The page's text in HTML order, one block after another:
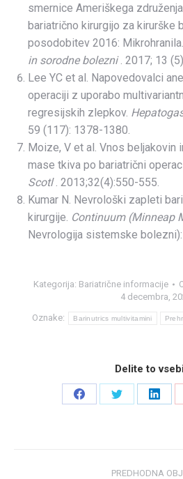
smernice Ameriškega
bariatrično kirurgijo za kirurške
posodobitev 2016: Mikrohranila.
in sorodne bolezni. 2017; 13
Lee YC et al. Napovedovalci
operaciji z uporabo
regresijskih zlepkov.
59 (117): 1378-1380.
Moize, V et al. Vnos beljakovin
mase tkiva po bariatrični
Scotl. 2013;32(4):550-555.
Kumar N. Nevrološki zapleti
kirurgije. Continuum (Minneap
Nevrologija sistemske
Kategorija: Bariatrične informacije
4 decembra,
Oznake: Barinutrics multivitamini
Delite to
Share
Share
Share
PREDHODNA